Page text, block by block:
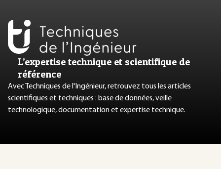
L’expertise technique et scientifique de
référence
Avec Techniques de l'Ingénieur, retrouvez tous les articles
scientifiques et techniques : base de données, veille
technologique, documentation et expertise technique.